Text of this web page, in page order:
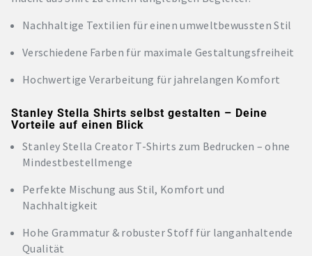
Nachhaltige Textilien für einen umweltbewussten Stil
Verschiedene Farben für maximale Gestaltungsfreiheit
Hochwertige Verarbeitung für jahrelangen Komfort
Stanley Stella Shirts selbst gestalten – Deine
Vorteile auf einen Blick
Stanley Stella Creator T-Shirts zum Bedrucken – ohne
Mindestbestellmenge
Perfekte Mischung aus Stil, Komfort und
Nachhaltigkeit
Hohe Grammatur & robuster Stoff für langanhaltende
Qualität